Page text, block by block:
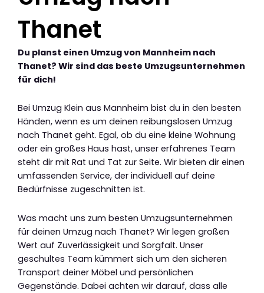
Thanet
Du planst einen Umzug von Mannheim nach
Thanet? Wir sind das beste Umzugsunternehmen
für dich!
Bei Umzug Klein aus Mannheim bist du in den besten
Händen, wenn es um deinen reibungslosen Umzug
nach Thanet geht. Egal, ob du eine kleine Wohnung
oder ein großes Haus hast, unser erfahrenes Team
steht dir mit Rat und Tat zur Seite. Wir bieten dir einen
umfassenden Service, der individuell auf deine
Bedürfnisse zugeschnitten ist.
Was macht uns zum besten Umzugsunternehmen
für deinen Umzug nach Thanet? Wir legen großen
Wert auf Zuverlässigkeit und Sorgfalt. Unser
geschultes Team kümmert sich um den sicheren
Transport deiner Möbel und persönlichen
Gegenstände. Dabei achten wir darauf, dass alle